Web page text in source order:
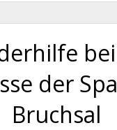
der
Bruchsal